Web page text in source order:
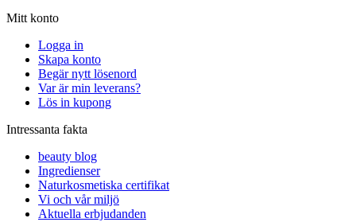
Mitt konto
Logga in
Skapa konto
Begär nytt lösenord
Var är min leverans?
Lös in kupong
Intressanta fakta
beauty blog
Ingredienser
Naturkosmetiska certifikat
Vi och vår miljö
Aktuella erbjudanden